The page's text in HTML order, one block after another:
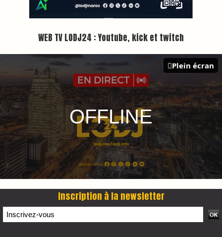
Plus d'informations sur cette page :
PRESS +
LES PLUS RÉCENTS CLASSEURS
7 days santé & conso du 31-07-2026
I-MAG-Spécial Fête du Trône 2026
7 days Culture du 29-07-2026
7 days Auto-Moto du 27-07-2026